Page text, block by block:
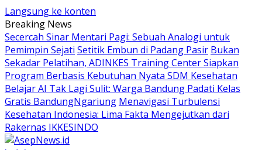
Langsung ke konten
Breaking News
Secercah Sinar Mentari Pagi: Sebuah Analogi untuk
Pemimpin Sejati Setitik Embun di Padang Pasir Bukan
Sekadar Pelatihan, ADINKES Training Center Siapkan
Program Berbasis Kebutuhan Nyata SDM Kesehatan
Belajar AI Tak Lagi Sulit: Warga Bandung Padati Kelas
Gratis BandungNgariung Menavigasi Turbulensi
Kesehatan Indonesia: Lima Fakta Mengejutkan dari
Rakernas IKKESINDO